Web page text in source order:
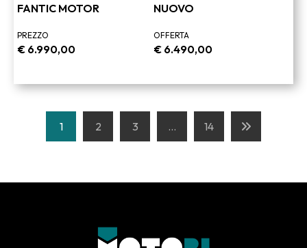
FANTIC MOTOR NUOVO
PREZZO
€ 6.990,00
OFFERTA
€ 6.490,00
Navigazione
1 2 3 … 14